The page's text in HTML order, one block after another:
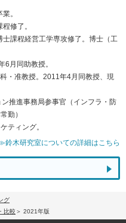
。
修了。
課程経営工学専攻修了。博士（工
月同助教授。
・准教授。2011年4月同教授、現
推進事務局参事官（インフラ・防
勤）
ティング。
鈴木研究室についての詳細はこちら
グ
比較
2021年版